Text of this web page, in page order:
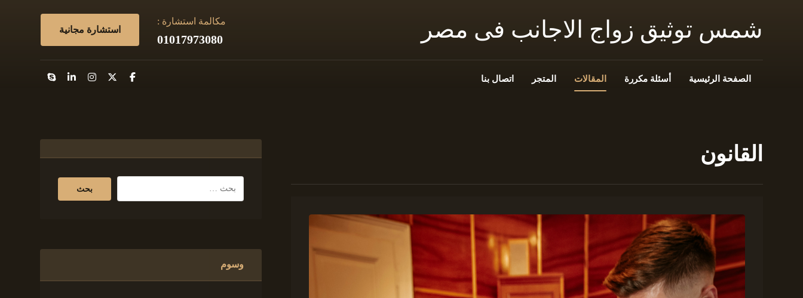
شمس توثيق زواج الاجانب فى مصر استشارة مجانية
مكالمة استشارة :
01017973080
الصفحة الرئيسية أسئلة مكررة المقالات المتجر اتصال بنا
القانون
وسوم